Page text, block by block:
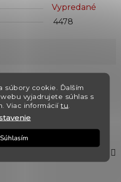
súbory cookie. Ďalším
vyjadrujete súhlas s
Viac informáciítu
Súhlasím
Vypredané
4478